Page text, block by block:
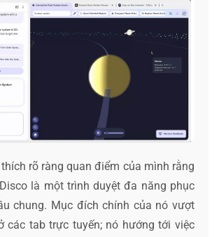
rõ ràng quan điểm của mình rằng
là một trình duyệt đa năng phục
chung. Mục đích chính của nó vượt
các tab trực tuyến; nó hướng tới việc